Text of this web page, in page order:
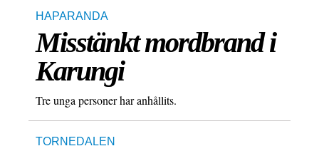
HAPARANDA
Misstänkt mordbrand i
Karungi
Tre unga personer har anhållits.
TORNEDALEN